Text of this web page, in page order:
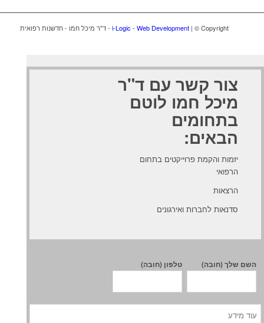
i-Logic - Web Development | © Copyright - ד"ר מיכל חמו - חדשנות רפואית
צור קשר עם ד"ר
מיכל חמו לוטם
בתחומים
הבאים:
יזמות והקמת פרוייקטים בתחום
הרפואי
הרצאות
סדנאות לחברות ואירגונים
השם שלך (חובה) טלפון (חובה)